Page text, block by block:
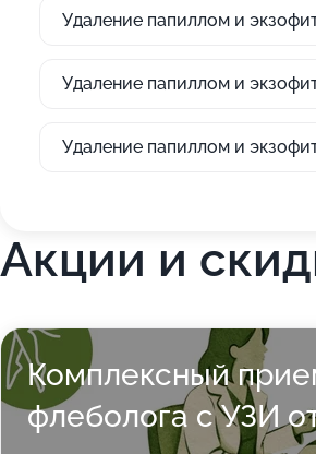
Удаление папиллом и
Удаление папиллом и
Удаление папиллом и
Акции и
Комплексный
флеболога с УЗИ